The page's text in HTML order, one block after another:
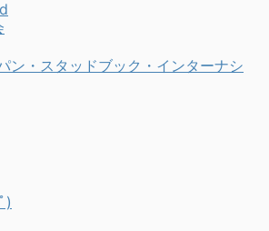
ン・スタッドブック・インターナシ
)